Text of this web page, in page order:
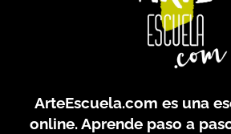
ArteEscuela.com es una
online. Aprende paso a